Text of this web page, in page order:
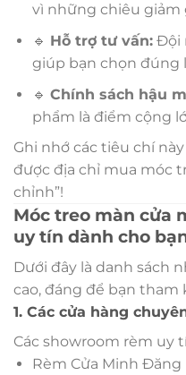
vì những chiêu giảm
🔹 Hỗ trợ tư vấn:Đội
giúp bạn chọn đúng
🔹 Chính sách hậu
phẩm là điểm cộng
Ghi nhớ các tiêu chí
được địa chỉ mua móc
chỉnh”!
Móc treo màn cửa
uy tín dành cho
Dưới đây là danh sách
cao, đáng để bạn tham
1. Các cửa hàng
Các showroom rèm uy
Rèm Cửa Minh Đăng